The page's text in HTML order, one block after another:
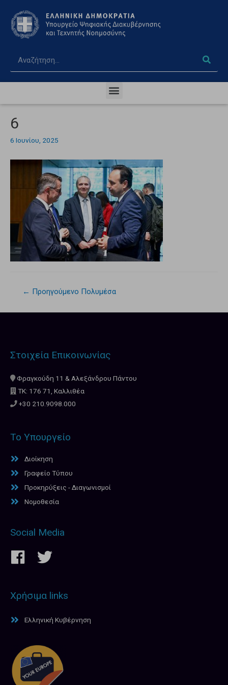
6
6 Ιουνίου, 2025
← Προηγούμενο Πολυμέσα
Στοιχεία Επικοινωνίας
Φραγκούδη 11 & Αλεξάνδρου Πάντου
ΤΚ: 176 71, Καλλιθέα
+30 210.9098.000
Το Υπουργείο
Διοίκηση
Γραφείο Τύπου
Προκηρύξεις - Διαγωνισμοί
Νομοθεσία
Social Media
Χρήσιμα links
Ελληνική Κυβέρνηση